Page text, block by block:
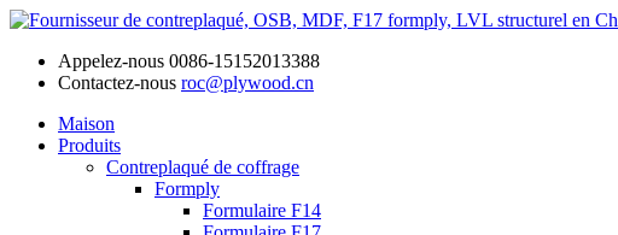
Appelez-nous 0086-15152013388
Contactez-nous roc@plywood.cn
Maison
Produits
Contreplaqué de coffrage
Formply
Formulaire F14